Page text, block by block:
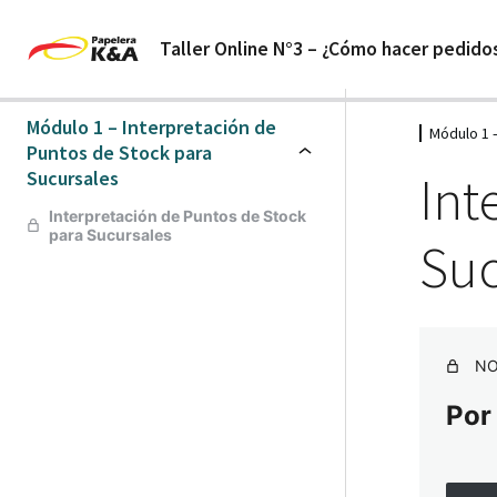
Taller Online N°3 – ¿Cómo hacer
Módulo 1 – Interpretación de
Puntos de Stock para
Sucursales
Interpretación de Puntos de Stock
para Sucursales
Módulo 1